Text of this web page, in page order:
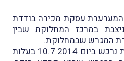
עסקת מכירה בודדת
במרכז המחלוקת שבין
המגרש שבמחלוקת.
כאמור, המגרש שבמחלוקת נרכש ביום 10.7.2014 בעלות